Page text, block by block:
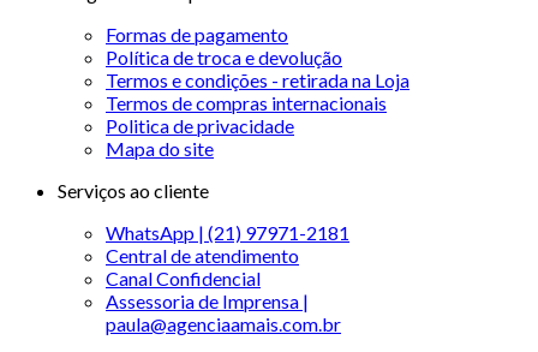
Formas de pagamento
Política de troca e devolução
Termos e condições - retirada na Loja
Termos de compras internacionais
Politica de privacidade
Mapa do site
Serviços ao cliente
WhatsApp | (21) 97971-2181
Central de atendimento
Canal Confidencial
Assessoria de Imprensa |
paula@agenciaamais.com.br